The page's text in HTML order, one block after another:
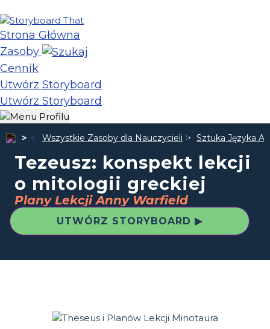
Strona Główna
Zasoby
Cennik
Utwórz Storyboard
Utwórz Storyboard
Wszystkie Zasoby dla Nauczycieli Sztuka Języka
Tezeusz: konspekt lekcji
o mitologii greckiej
Plany Lekcji Anny Warfield
UTWÓRZ STORYBOARD ▶